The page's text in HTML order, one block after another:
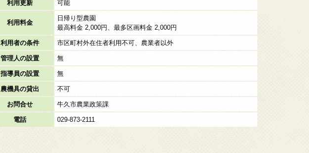
利用更新 可能
利用料金
日帰り型農園
最高料金 2,000円、最多区画料金 2,000円
利用者の条件 市区町村外在住者利用不可、農業者以外
管理人の設置 無
指導員の設置 無
農機具の貸出 不可
お問合せ 牛久市農業政策課
電話 029-873-2111